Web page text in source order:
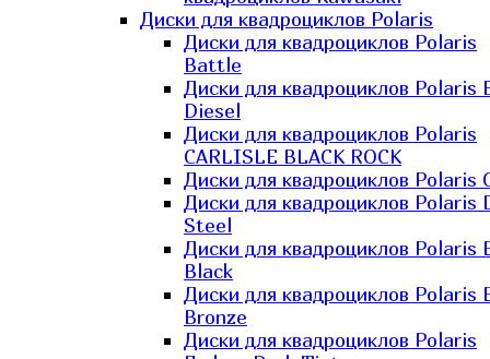
Диски для квадроциклов Polaris
Диски для квадроциклов Polaris
Battle
Диски для квадроциклов Polaris
Diesel
Диски для квадроциклов Polaris
CARLISLE BLACK ROCK
Диски для квадроциклов Polaris
Диски для квадроциклов Polaris
Steel
Диски для квадроциклов Polaris
Black
Диски для квадроциклов Polaris
Bronze
Диски для квадроциклов Polaris